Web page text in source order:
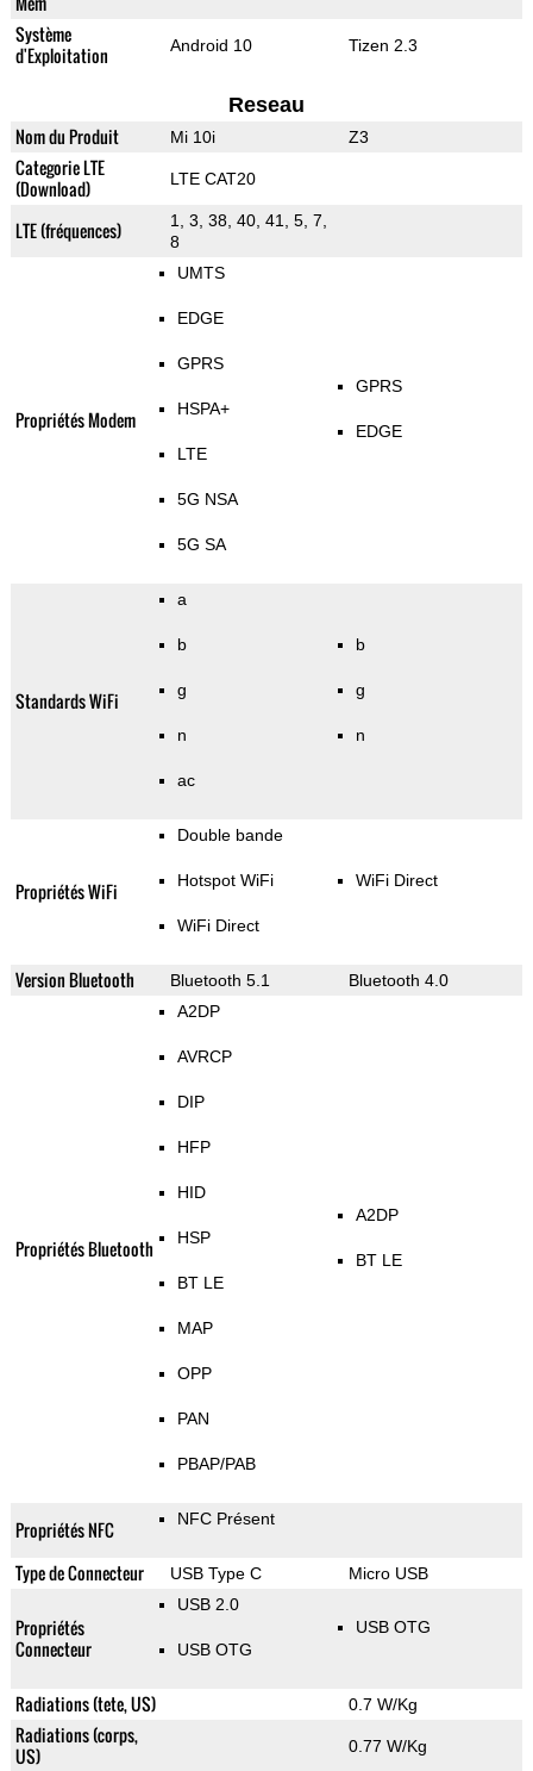
Système
d'Exploitation
Android 10 Tizen 2.3
Reseau
Nom du Produit Mi 10i Z3
Categorie LTE
(Download)
LTE CAT20
LTE (fréquences)
1, 3, 38, 40, 41, 5, 7,
8
Propriétés Modem
UMTS
EDGE
GPRS
HSPA+
LTE
5G NSA
5G SA
GPRS
EDGE
Standards WiFi
a
b
g
n
ac
b
g
n
Propriétés WiFi
Double bande
Hotspot WiFi
WiFi Direct
WiFi Direct
Version Bluetooth Bluetooth 5.1 Bluetooth 4.0
Propriétés Bluetooth
A2DP
AVRCP
DIP
HFP
HID
HSP
BT LE
MAP
OPP
PAN
PBAP/PAB
A2DP
BT LE
Propriétés NFC NFC Présent
Type de Connecteur USB Type C Micro USB
Propriétés
Connecteur
USB 2.0
USB OTG
USB OTG
Radiations (tete, US) 0.7 W/Kg
Radiations (corps,
US)
0.77 W/Kg